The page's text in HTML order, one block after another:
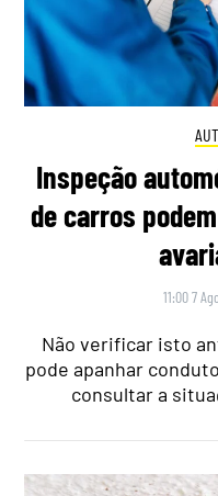
Inspeção
de carros
11:00 7
Não verificar isto
pode apanhar
consultar a